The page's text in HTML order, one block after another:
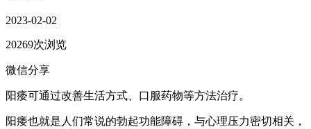
2023-02-02
20269次浏览
微信分享
阳痿可通过改善生活方式、口服药物等方法治疗。
阳痿也就是人们常说的勃起功能障碍，与心理压力密切相关，